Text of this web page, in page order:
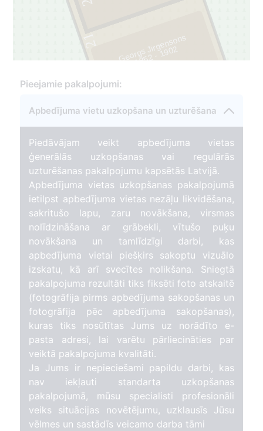
21
2
Georgs Jirgensons
1
8
5
2 -
1
9
02
Pieejamie pakalpojumi:
Apbedījuma vietu uzkopšana un uzturēšana
Piedāvājam veikt apbedījuma vietas
ģenerālās uzkopšanas vai regulārās
uzturēšanas pakalpojumu kapsētās Latvijā.
Apbedījuma vietas uzkopšanas pakalpojumā
ietilpst apbedījuma vietas nezāļu likvidēšana,
sakritušo lapu, zaru novākšana, virsmas
nolīdzināšana ar grābekli, vītušo puķu
novākšana un tamlīdzīgi darbi, kas
apbedījuma vietai piešķirs sakoptu vizuālo
izskatu, kā arī svecītes nolikšana. Sniegtā
pakalpojuma rezultāti tiks fiksēti foto atskaitē
(fotogrāfija pirms apbedījuma sakopšanas un
fotogrāfija pēc apbedījuma sakopšanas),
kuras tiks nosūtītas Jums uz norādīto e-
pasta adresi, lai varētu pārliecināties par
veiktā pakalpojuma kvalitāti.
Ja Jums ir nepieciešami papildu darbi, kas
nav iekļauti standarta uzkopšanas
pakalpojumā, mūsu specialisti profesionāli
veiks situācijas novētējumu, uzklausīs Jūsu
vēlmes un sastādīs veicamo darba tāmi